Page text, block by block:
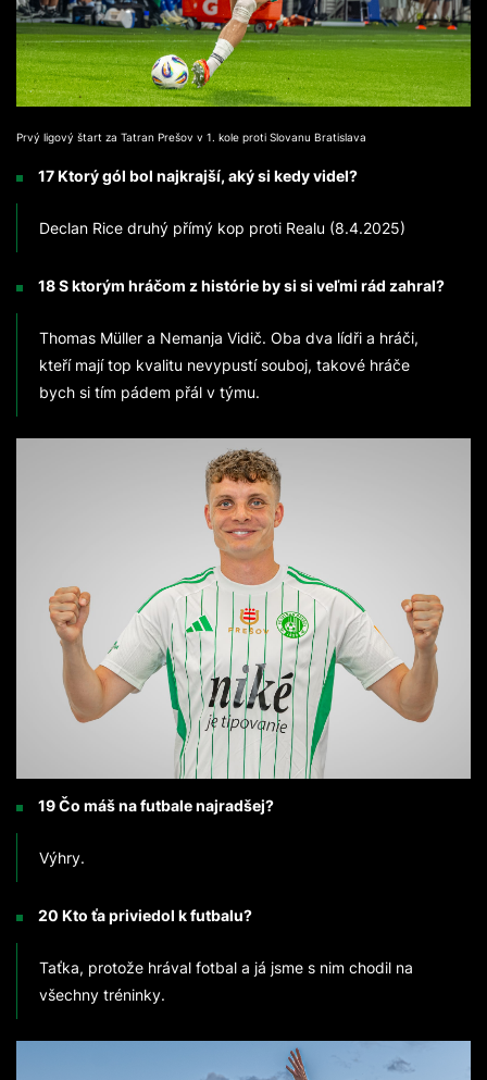
Prvý ligový štart za Tatran Prešov v 1. kole proti Slovanu Bratislava
17 Ktorý gól bol najkrajší, aký si kedy videl?
Declan Rice druhý přímý kop proti Realu (8.4.2025)
18 S ktorým hráčom z histórie by si si veľmi rád zahral?
Thomas Müller a Nemanja Vidič. Oba dva lídři a hráči,
kteří mají top kvalitu nevypustí souboj, takové hráče
bych si tím pádem přál v týmu.
19 Čo máš na futbale najradšej?
Výhry.
20 Kto ťa priviedol k futbalu?
Taťka, protože hrával fotbal a já jsme s nim chodil na
všechny tréninky.